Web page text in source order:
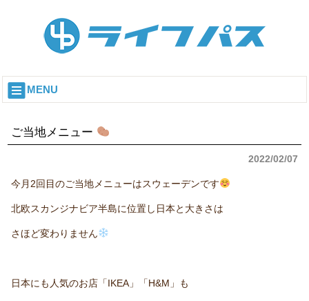
MENU
ご当地メニュー
2022/02/07
今月2回目のご当地メニューはスウェーデンです
北欧スカンジナビア半島に位置し日本と大きさは
さほど変わりません
日本にも人気のお店「IKEA」「H&M」も